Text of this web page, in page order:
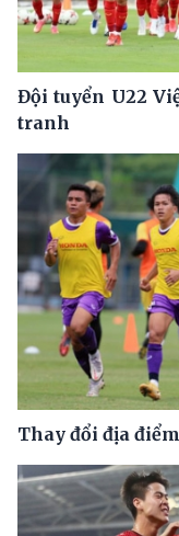
Đội tuyển U22
tranh
Thay đổi địa